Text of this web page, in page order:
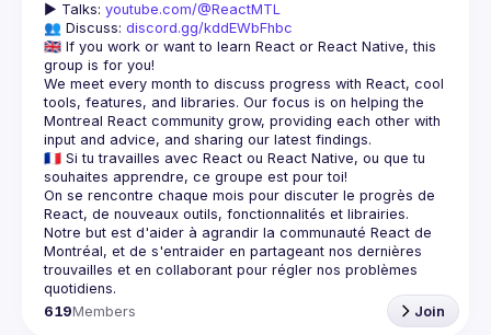
▶️ Talks: youtube.com/@ReactMTL
👥 Discuss: discord.gg/kddEWbFhbc
🇬🇧 If you work or want to learn React or React Native, this
We meet every month to discuss progress with React, cool
tools, features, and libraries. Our focus is on helping the
Montreal React community grow, providing each other with
🇫🇷 Si tu travailles avec React ou React Native, ou que tu
On se rencontre chaque mois pour discuter le progrès de
React, de nouveaux outils, fonctionnalités et librairies.
Notre but est d'aider à agrandir la communauté React de
Montréal, et de s'entraider en partageant nos dernières
trouvailles et en collaborant pour régler nos problèmes
619Members Join